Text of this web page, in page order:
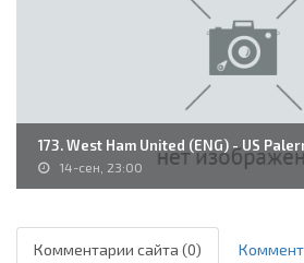
173. West Ham United (ENG) - US
14-сен, 23:00
Комментарии сайта (0)